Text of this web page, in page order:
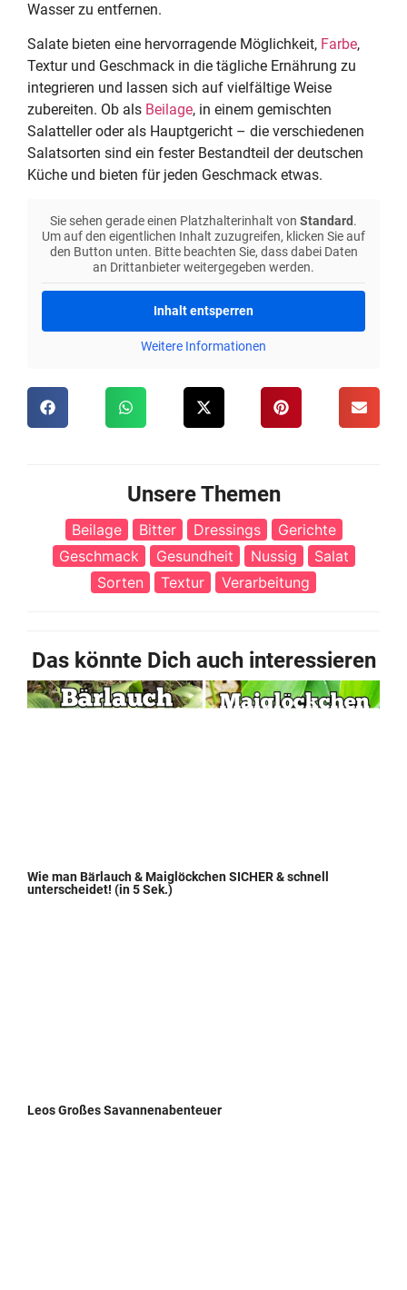
Wasser zu entfernen.
Salate bieten eine hervorragende Möglichkeit, Farbe,
Textur und Geschmack in die tägliche Ernährung zu
integrieren und lassen sich auf vielfältige Weise
zubereiten. Ob als Beilage, in einem gemischten
Salatteller oder als Hauptgericht – die verschiedenen
Salatsorten sind ein fester Bestandteil der deutschen
Küche und bieten für jeden Geschmack etwas.
Sie sehen gerade einen Platzhalterinhalt von Standard.
Um auf den eigentlichen Inhalt zuzugreifen, klicken Sie auf
den Button unten. Bitte beachten Sie, dass dabei Daten
an Drittanbieter weitergegeben werden.
Inhalt entsperren
Weitere Informationen
Unsere Themen
Beilage Bitter Dressings
Gerichte
Geschmack
Gesundheit Nussig
Salat
Sorten
Textur Verarbeitung
Das könnte Dich auch interessieren
Wie man Bärlauch & Maiglöckchen SICHER & schnell
unterscheidet! (in 5 Sek.)
Leos Großes Savannenabenteuer